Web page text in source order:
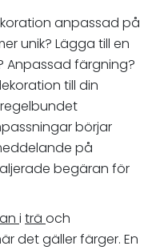
anpassad på
unik? Lägga till en
Anpassad färgning?
till din
börjar
på
begäran för
i trä och
det gäller färger. En